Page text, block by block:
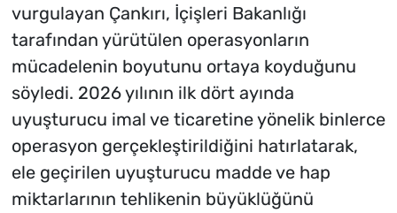
vurgulayan Çankırı, İçişleri Bakanlığı
tarafından yürütülen operasyonların
mücadelenin boyutunu ortaya koyduğunu
söyledi. 2026 yılının ilk dört ayında
uyuşturucu imal ve ticaretine yönelik binlerce
operasyon gerçekleştirildiğini hatırlatarak,
ele geçirilen uyuşturucu madde ve hap
miktarlarının tehlikenin büyüklüğünü